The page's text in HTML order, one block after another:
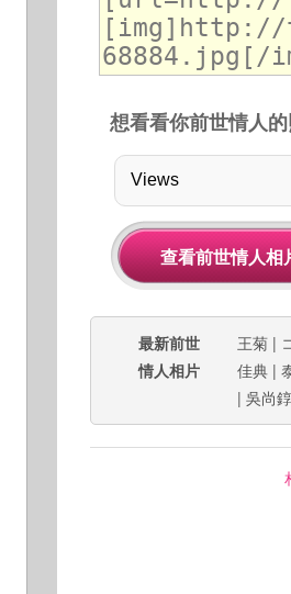
想看看你前世情人
最新前世
情人相片
王菊 |
佳典 |
| 吳尚錞